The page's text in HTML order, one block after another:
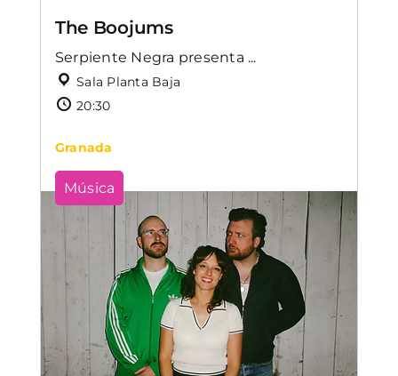
The Boojums
Serpiente Negra presenta ...
Sala Planta Baja
20:30
Granada
Música